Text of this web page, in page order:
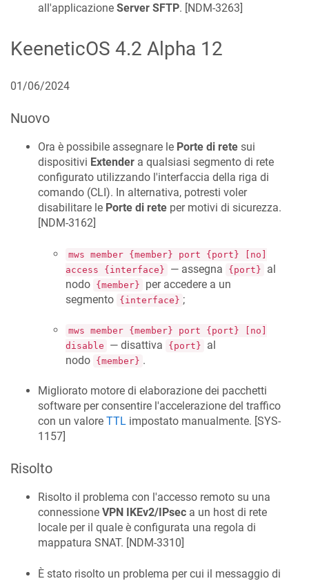
all'applicazione Server SFTP. [NDM-3263]
KeeneticOS 4.2 Alpha 12
01/06/2024
Nuovo
Ora è possibile assegnare le Porte di rete sui
dispositivi Extender a qualsiasi segmento di rete
configurato utilizzando l'interfaccia della riga di
comando (CLI). In alternativa, potresti voler
disabilitare le Porte di rete per motivi di sicurezza.
[NDM-3162]
mws member {member} port {port} [no]
access {interface}
— assegna {port}
al
nodo {member}
per accedere a un
segmento {interface} ;
mws member {member} port {port} [no]
disable
— disattiva {port}
al
nodo {member} .
Migliorato motore di elaborazione dei pacchetti
software per consentire l'accelerazione del traffico
con un valore TTL impostato manualmente. [SYS-
1157]
Risolto
Risolto il problema con l'accesso remoto su una
connessione VPN IKEv2/IPsec a un host di rete
locale per il quale è configurata una regola di
mappatura SNAT. [NDM-3310]
È stato risolto un problema per cui il messaggio di